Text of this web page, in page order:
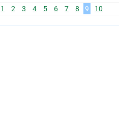
1 2 3 4 5 6 7 8 9 10